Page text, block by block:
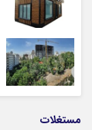
مستغلات